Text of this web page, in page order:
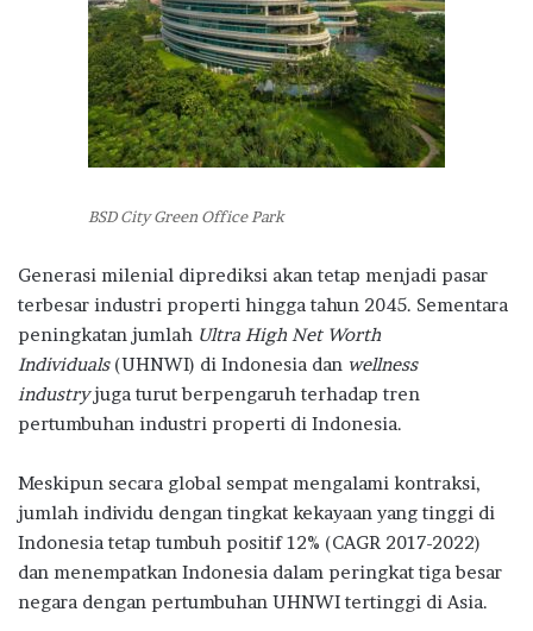
BSD City Green Office Park
Generasi milenial diprediksi akan tetap menjadi pasar
terbesar industri properti hingga tahun 2045. Sementara
peningkatan jumlah Ultra High Net Worth
Individuals(UHNWI) di Indonesia dan wellness
industryjuga turut berpengaruh terhadap tren
pertumbuhan industri properti di Indonesia.
Meskipun secara global sempat mengalami kontraksi,
jumlah individu dengan tingkat kekayaan yang tinggi di
Indonesia tetap tumbuh positif 12% (CAGR 2017-2022)
dan menempatkan Indonesia dalam peringkat tiga besar
negara dengan pertumbuhan UHNWI tertinggi di Asia.